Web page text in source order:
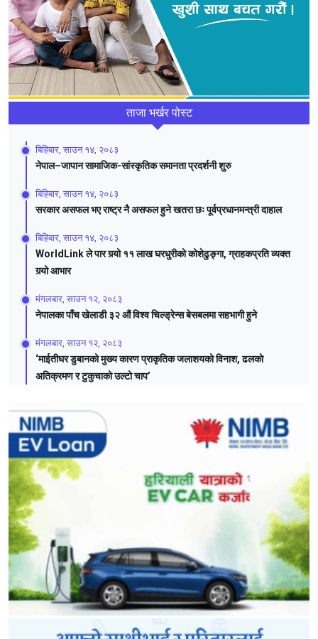
ताजा भर्खर पोस्ट
बिहिबार, साउन १४, २०८३
नेपाल–जापान सामाजिक-सांस्कृतिक समानता प्रदर्शनी शुरु
बिहिबार, साउन १४, २०८३
सरकार असफल भए राष्ट्र नै असफल हुने खतरा छः पूर्वप्रधानमन्त्री दाहाल
बिहिबार, साउन १४, २०८३
WorldLink ले पार गर्‍यो ११ लाख घरधुरीको कोशेढुङ्गा, ग्राहकप्रति व्यक्त
गर्‍यो आभार
मंगलबार, साउन १२, २०८३
नेपालका पाँच खेलाडी ३२ औं विश्व चिल्ड्रेन्स बेसबलमा सहभागी हुने
मंगलबार, साउन १२, २०८३
‘माईतीघर डुबानको मुख्य कारण प्राकृतिक जलाशयको विनाश, ढलको
अतिक्रमण र टुकुचाको उल्टो चाप’